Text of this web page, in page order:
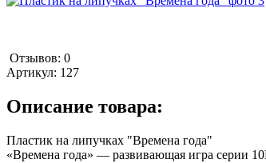
Отзывов: 0
Артикул: 127
Описание товара:
Пластик на липучках "Времена года"
«Времена года» — развивающая игра серии